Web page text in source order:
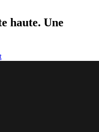
haute. Une